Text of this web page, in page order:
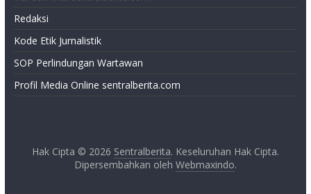
Redaksi
Kode Etik Jurnalistik
SOP Perlindungan Wartawan
Profil Media Online sentralberita.com
Hak Cipta © 2026 Sentralberita. Keseluruhan Hak Cipta.
Dipersembahkan oleh Webmaxindo.